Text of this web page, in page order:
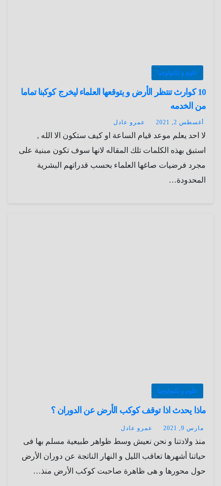
علوم و تكنولوجيا
10 كوارث تنتظر الأرض و يتوقعها العلماء ليخرج كوكبنا تماما
من الخدمه
أغسطس 2, 2021 عمرو عادل
لا احد يعلم موعد قيام الساعة او كيف ستكون الا الله ,
استبق بهذه الكلمات تلك المقاله لانها سوف تكون مبنية على
مجرد فرضيات صاغها العلماء بحسب قدراتهم البشرية
المحدودة…
علوم و تكنولوجيا
ماذا يحدث اذا توقف كوكب الأرض عن الدوران ؟
مارس 9, 2021 عمرو عادل
منذ ولادتنا و نحن نعيش وسط ظواهر طبيعية مسلم بها فى
حياتنا أشهرها تعاقب الليل و النهار الناتجة عن دوران الأرض
حول محورها و هى ظاهرة صاحبت كوكب الأرض منذ…